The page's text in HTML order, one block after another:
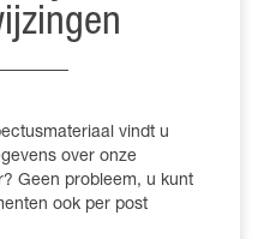
vindt u
over onze
Geen probleem, u kunt
ook per post